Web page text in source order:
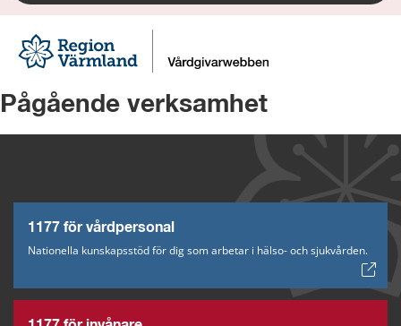
Pågående verksamhet
1177 för vårdpersonal
Nationella kunskapsstöd för dig som arbetar i hälso- och sjukvården.